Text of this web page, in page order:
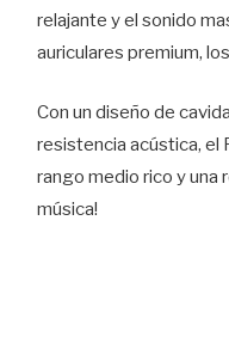
relajante y el sonido
auriculares premium,
Con un diseño de
resistencia acústica, el
rango medio rico y una
música!